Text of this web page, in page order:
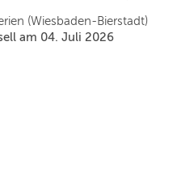
(Wiesbaden-Bierstadt)
am 04. Juli 2026